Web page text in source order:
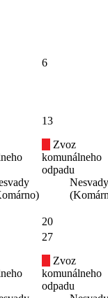
6
13
Zvoz
komunálneho
odpadu
Nesvady
20
27
Zvoz
komunálneho
odpadu